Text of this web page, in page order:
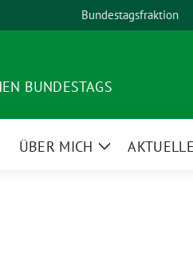
Bundestagsfraktion
BUNDESTAGS
ÜBER MICH
Zeige